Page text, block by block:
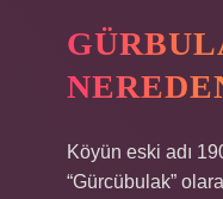
Köyün eski adı
“Gürcübulak”